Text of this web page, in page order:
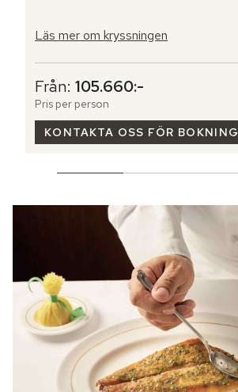
Läs mer om kryssningen
Från: 105.660:-
Pris per person
KONTAKTA OSS FÖR BOKNING